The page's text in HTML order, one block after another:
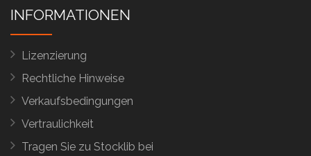
INFORMATIONEN
Lizenzierung
Rechtliche Hinweise
Verkaufsbedingungen
Vertraulichkeit
Tragen Sie zu Stocklib bei